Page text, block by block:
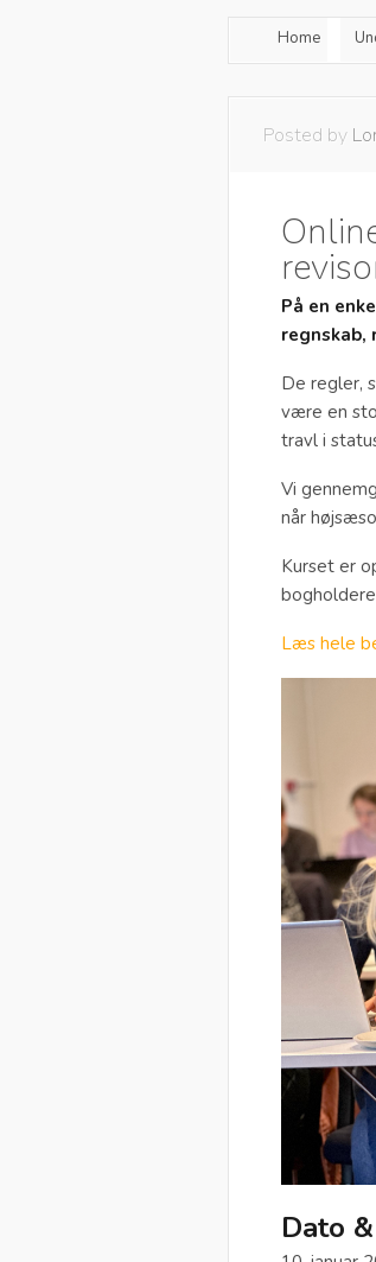
Home
Posted by
På en
regnskab,
De regler,
være en
travl i
Vi
når
Kurset er
Læs hele
Dato